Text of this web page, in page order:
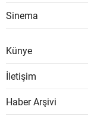
Sinema
Künye
İletişim
Haber Arşivi